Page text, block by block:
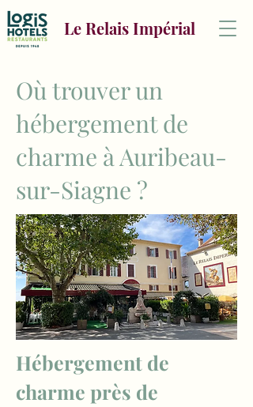
Le Relais Impérial
Où trouver un
hébergement de
charme à Auribeau-
sur-Siagne ?
Hébergement de
charme près de